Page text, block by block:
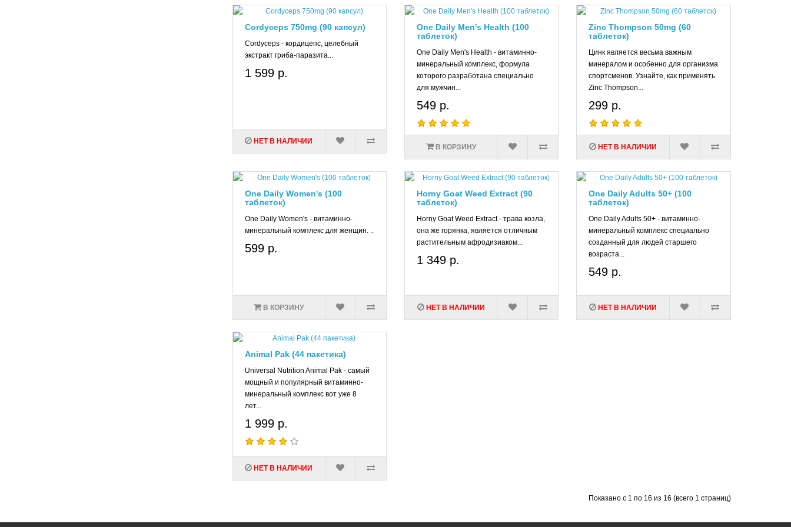
Наиболее полезными продуктами в этом плане будут – аляскинский лосось, белая рыба, авокадо, масло льняное и
Экстракты трав в спорте
Настои и отвары лекарственных растений давно применяются в народной медицине для повышения жизненных сил.
Некоторые из них полезны в спорте в качестве природных стимуляторов.
В основном это растительные адаптогены, которые оказывают действие:
Смешанное.
Так, левзея сафлоровидная обладает выраженным анаболическим действием за счет входящих в ее состав соединений
стероидного происхождения. При попадании в организм этот экстракт способствует улучшению синтеза новых
сократительных белковых структур в мышцах и сердце. Кроме этого увеличивается мощность сердечной мышцы,
улучшается кровообращение и повышается количество кровяных телец в крови.
Элеутерококк колючий повышает работоспособность организма и способствует усилению синтеза углеводов и белков.
Аралия маньчжурская снижает содержание глюкозы, что ведет к гипогликемии. Это вызывает выброс соматотропного
гормона, дающий выраженный анаболический и жиросжигающий эффект. Кроме того гормон роста разглаживает
морщинки, делает кожу более упругой, укрепляет кости, и восстанавливает суставы и связки.
Настойка родиолы розовой оказывает сильное воздействие на мышечную ткань, увеличивая силовую выносливость.
клеток.
В жизни современного человека зачастую недостаточно всех необходимых элементов питания, поэтому рекомендуется
Cordyceps 750mg (90 капсул)
Cordyceps - кордицепс, целебный
экстракт гриба-паразита...
1 599 р.
НЕТ В НАЛИЧИИ
One Daily Men's Health (100
таблеток)
One Daily Men's Health - витаминно-
минеральный комплекс, формула
которого разработана специально
для мужчин...
549 р.
В КОРЗИНУ
Zinc Thompson 50mg (60
таблеток)
Цинк является весьма важным
минералом и особенно для организма
спортсменов. Узнайте, как применять
Zinc Thompson...
299 р.
НЕТ В НАЛИЧИИ
One Daily Women's (100
таблеток)
One Daily Women's - витаминно-
минеральный комплекс для женщин. ..
599 р.
В КОРЗИНУ
Horny Goat Weed Extract (90
таблеток)
Horny Goat Weed Extract - трава козла,
она же горянка, является отличным
растительным афродизиаком...
1 349 р.
НЕТ В НАЛИЧИИ
One Daily Adults 50+ (100
таблеток)
One Daily Adults 50+ - витаминно-
минеральный комплекс специально
созданный для людей старшего
возраста...
549 р.
НЕТ В НАЛИЧИИ
Animal Pak (44 пакетика)
Universal Nutrition Animal Pak - самый
мощный и популярный витаминно-
минеральный комплекс вот уже 8
лет...
1 999 р.
НЕТ В НАЛИЧИИ
Показано с 1 по 16 из 16 (всего 1 страниц)